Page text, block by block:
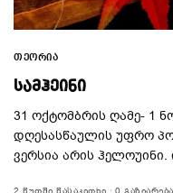
ᲗᲔᲝᲠᲘᲐ
ᲡᲐᲛᲰᲔᲘᲜᲘ
31 ოქტომბრის ღამე- 1
დღესასწაულის უფრო
ვერსია არის
2 ᲬᲣᲗᲨᲘ ᲬᲐᲡᲐᲙᲘᲗᲮᲘ 0 ᲒᲐᲖᲘᲐᲠᲔᲑᲐ